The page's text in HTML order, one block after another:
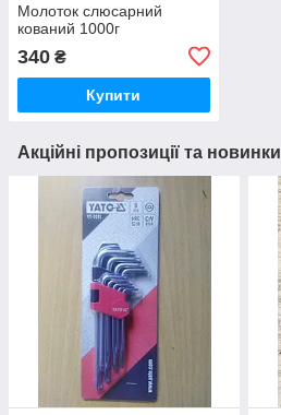
Молоток слюсарний
кований 1000г
340 ₴
Купити
Акційні пропозиції та новинки